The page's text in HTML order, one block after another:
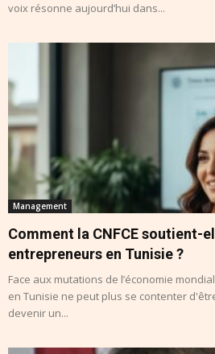
voix résonne aujourd’hui dans...
Management
Comment la CNFCE soutient-
entrepreneurs en Tunisie ?
Face aux mutations de l’économie
en Tunisie ne peut plus se contenter
devenir un...